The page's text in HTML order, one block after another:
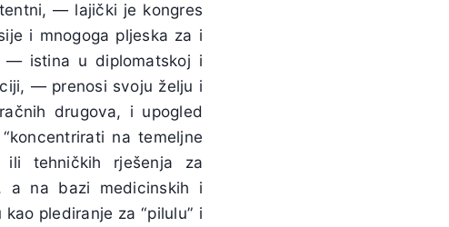
— lajički je kongres
i mnogoga pljeska za i
— istina u diplomatskoj i
— prenosi svoju želju i
drugova, i upogled
na temeljne
tehničkih rješenja za
a na bazi medicinskih i
plediranje za “pilulu” i